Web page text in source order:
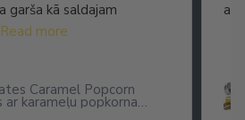
garša kā saldajam
Read more
Caramel Popcorn
ar karameļu popkorna
arī